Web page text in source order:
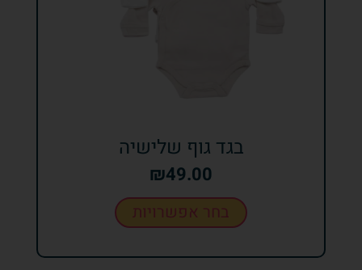
בגד גוף שלישיה
₪49.00
בחר אפשרויות